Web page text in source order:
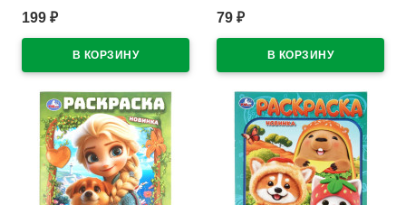
картинки Умка 64 страницы
199 ₽
арт.978-5-506-11517-5
79 ₽